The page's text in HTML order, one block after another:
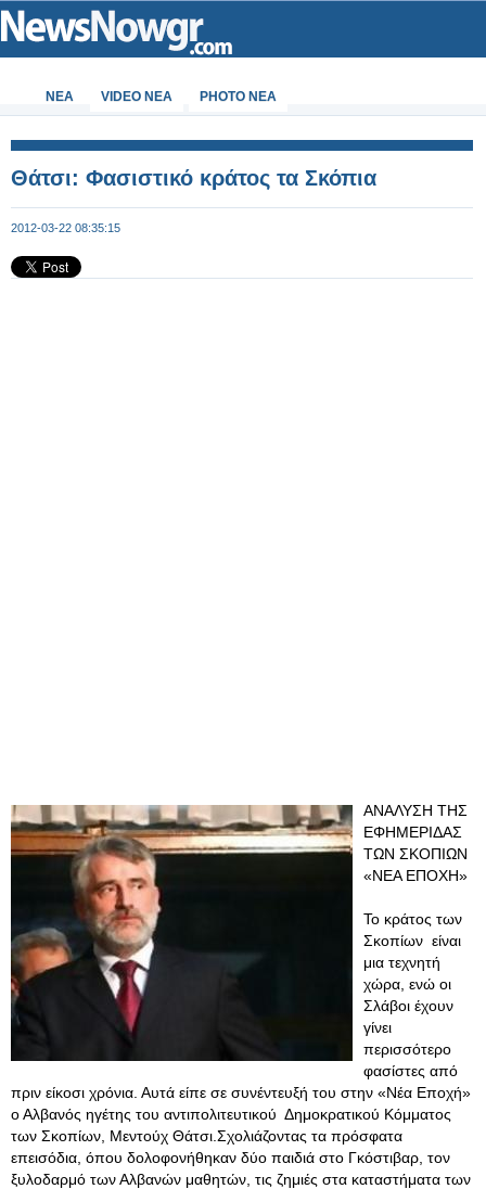
ΝΕΑ VIDEO NEA PHOTO NEA
Θάτσι: Φασιστικό κράτος τα Σκόπια
2012-03-22 08:35:15
ΑΝΑΛΥΣΗ ΤΗΣ
ΕΦΗΜΕΡΙΔΑΣ
ΤΩΝ ΣΚΟΠΙΩΝ
«ΝΕΑ ΕΠΟΧΗ»
Το κράτος των
Σκοπίων είναι
μια τεχνητή
χώρα, ενώ οι
Σλάβοι έχουν
γίνει
περισσότερο
φασίστες από
πριν είκοσι χρόνια. Αυτά είπε σε συνέντευξή του στην «Νέα Εποχή»
ο Αλβανός ηγέτης του αντιπολιτευτικού Δημοκρατικού Κόμματος
των Σκοπίων, Μεντούχ Θάτσι.Σχολιάζοντας τα πρόσφατα
επεισόδια, όπου δολοφονήθηκαν δύο παιδιά στο Γκόστιβαρ, τον
ξυλοδαρμό των Αλβανών μαθητών, τις ζημιές στα καταστήματα των